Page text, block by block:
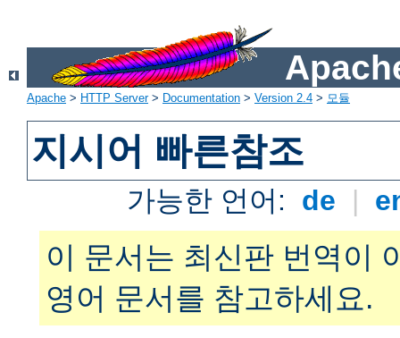
Apache > HTTP Server> Documentation > Version 2.4 > 모듈
지시어 빠른참조
가능한 언어: de |
이 문서는 최신판 번역이
영어 문서를 참고하세요.